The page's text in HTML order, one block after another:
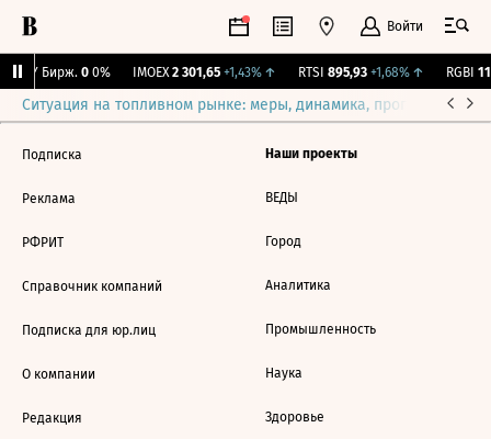
Войти
CNY Бирж. 0 0% IMOEX 2 301,65 +1,43%↑ RTSI 895,93 +1,68%↑ RGBI
Ситуация на топливном рынке: меры, динамика, прогнозы
Подписка
Реклама
РФРИТ
Справочник компаний
Подписка для юр.лиц
О компании
Редакция
Наши проекты
ВЕДЫ
Город
Аналитика
Промышленность
Наука
Здоровье